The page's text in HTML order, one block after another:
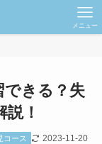
メニュー
できる？失
！
コース 2023-11-20